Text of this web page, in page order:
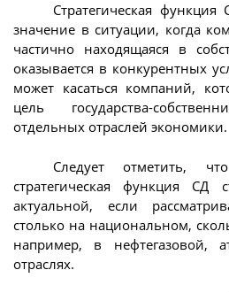
Стратегическая функция
значение в ситуации, когда
частично находящаяся в
оказывается в конкурентных
может касаться компаний,
цель государства-
отдельных отраслей экономики.
Следует отметить,
стратегическая функция СД
актуальной, если
столько на национальном,
например, в нефтегазовой,
отраслях.